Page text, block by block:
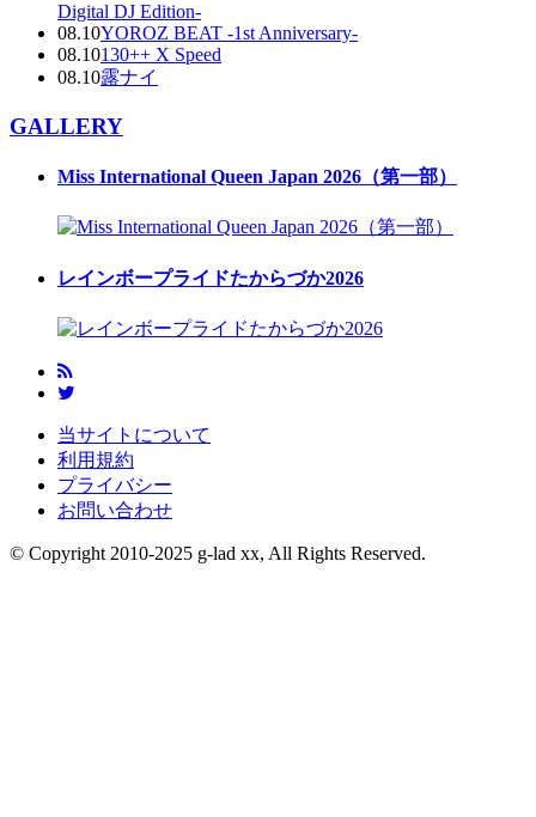
Digital DJ Edition-
08.10YOROZ BEAT -1st Anniversary-
08.10130++ X Speed
08.10露ナイ
GALLERY
Miss International Queen Japan 2026（第一部）
レインボープライドたからづか2026
当サイトについて
利用規約
プライバシー
お問い合わせ
© Copyright 2010-2025 g-lad xx, All Rights Reserved.